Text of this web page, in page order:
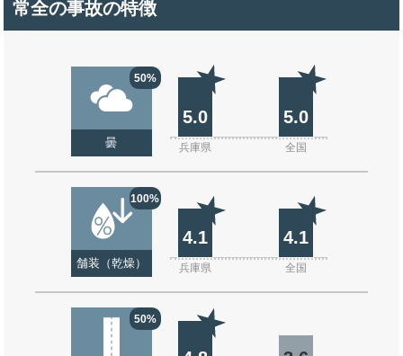
常全の事故の特徴
50%
曇
5.0 5.0
兵庫県 全国
100%
舗装（乾燥）
4.1 4.1
兵庫県 全国
50%